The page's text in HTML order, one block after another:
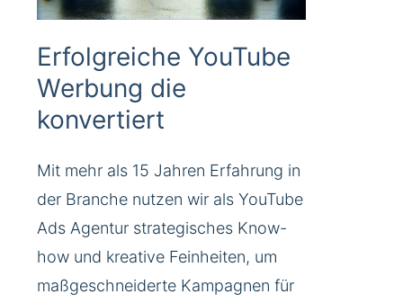
Erfolgreiche YouTube
Werbung die
konvertiert
Mit mehr als 15 Jahren Erfahrung in
der Branche nutzen wir als YouTube
Ads Agentur strategisches Know-
how und kreative Feinheiten, um
maßgeschneiderte Kampagnen für